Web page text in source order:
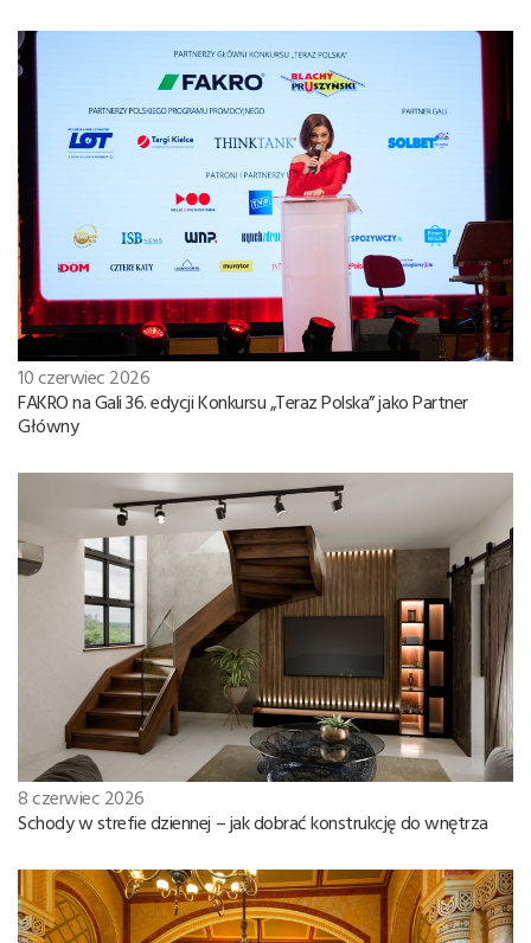
10 czerwiec 2026
FAKRO na Gali 36. edycji Konkursu „Teraz Polska” jako Partner
Główny
8 czerwiec 2026
Schody w strefie dziennej – jak dobrać konstrukcję do wnętrza